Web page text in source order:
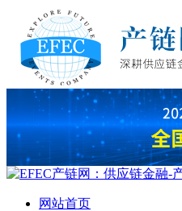
网站首页